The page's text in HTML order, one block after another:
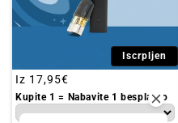
Iscrpljen
Redovna
cijena
Iz 17,95€
Kupite 1 = Nabavite 1 besplatno